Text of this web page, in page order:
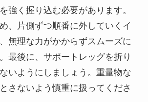
強く握り込む必要があります。
、片側ずつ順番に外していくイ
無理な力がかからずスムーズに
最後に、サポートレッグを折り
いようにしましょう。重量物な
さないよう慎重に扱ってくださ